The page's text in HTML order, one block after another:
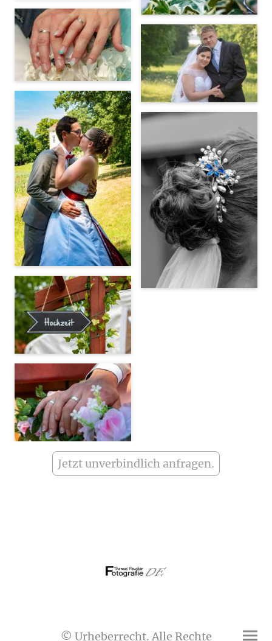
Jetzt unverbindlich anfragen.
© Urheberrecht. Alle Rechte